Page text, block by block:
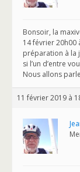
Bonsoir, la
14 février 20h00
préparation à la
si l’un d’entre
Nous allons
11 février 2019 à